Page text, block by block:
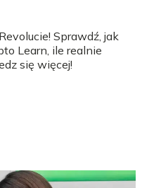
Sprawdź, jak
Learn, ile realnie
się więcej!